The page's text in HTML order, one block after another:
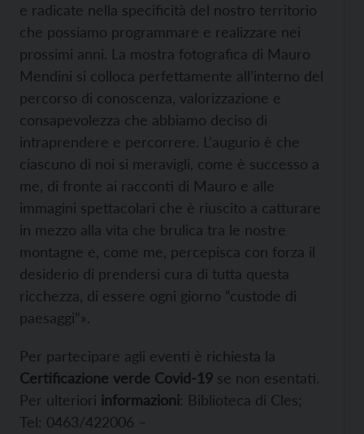
e radicate nella specificità del nostro territorio
che possiamo programmare e realizzare nei
prossimi anni. La mostra fotografica di Mauro
Mendini si colloca perfettamente all’interno del
percorso di conoscenza, valorizzazione e
consapevolezza che abbiamo deciso di
intraprendere e percorrere. L’augurio è che
ciascuno di noi si meravigli, come è successo a
me, di fronte ai racconti di Mauro e alle
immagini spettacolari che è riuscito a catturare
in mezzo alla vita che brulica tra le nostre
montagne e, come me, percepisca con forza il
desiderio di prendersi cura di tutta questa
ricchezza, di essere ogni giorno “custode di
paesaggi”».
Per partecipare agli eventi è richiesta la
Certificazione verde Covid-19 se non esentati.
Per ulteriori informazioni: Biblioteca di Cles;
Tel: 0463/422006 –